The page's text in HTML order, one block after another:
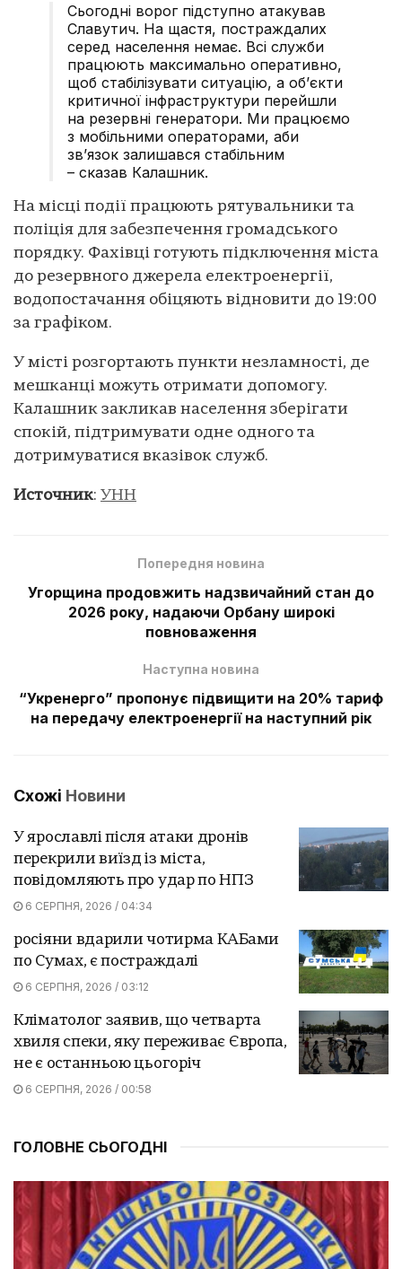
Сьогодні ворог підступно атакував
Славутич. На щастя, постраждалих
серед населення немає. Всі служби
працюють максимально оперативно,
щоб стабілізувати ситуацію, а об’єкти
критичної інфраструктури перейшли
на резервні генератори. Ми працюємо
з мобільними операторами, аби
зв’язок залишався стабільним
– сказав Калашник.
На місці події працюють рятувальники та
поліція для забезпечення громадського
порядку. Фахівці готують підключення міста
до резервного джерела електроенергії,
водопостачання обіцяють відновити до 19:00
за графіком.
У місті розгортають пункти незламності, де
мешканці можуть отримати допомогу.
Калашник закликав населення зберігати
спокій, підтримувати одне одного та
дотримуватися вказівок служб.
Источник: УНН
Попередня новина
Угорщина продовжить надзвичайний стан до
2026 року, надаючи Орбану широкі
повноваження
Наступна новина
“Укренерго” пропонує підвищити на 20% тариф
на передачу електроенергії на наступний рік
Схожі Новини
У ярославлі після атаки дронів
перекрили виїзд із міста,
повідомляють про удар по НПЗ
6 СЕРПНЯ, 2026 / 04:34
росіяни вдарили чотирма КАБами
по Сумах, є постраждалі
6 СЕРПНЯ, 2026 / 03:12
Кліматолог заявив, що четварта
хвиля спеки, яку переживає Європа,
не є останньою цьогоріч
6 СЕРПНЯ, 2026 / 00:58
ГОЛОВНЕ СЬОГОДНІ